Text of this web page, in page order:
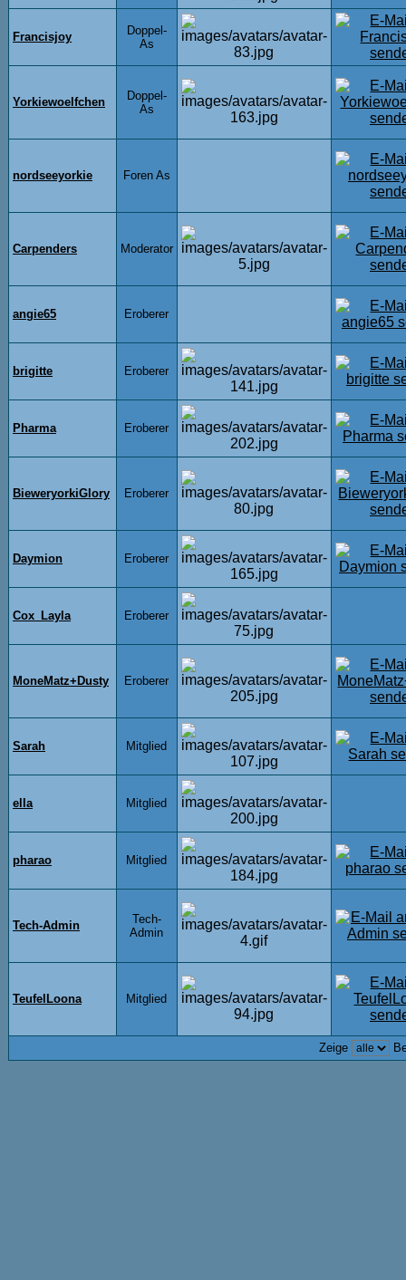
Francisjoy
Doppel-
As
Yorkiewoelfchen
Doppel-
As
nordseeyorkie Foren As
Carpenders Moderator
angie65 Eroberer
brigitte Eroberer
Pharma Eroberer
BieweryorkiGlory Eroberer
Daymion Eroberer
Cox_Layla Eroberer
MoneMatz+Dusty Eroberer
Sarah Mitglied
ella Mitglied
pharao Mitglied
Tech-Admin
Tech-
Admin
TeufelLoona Mitglied
Zeige